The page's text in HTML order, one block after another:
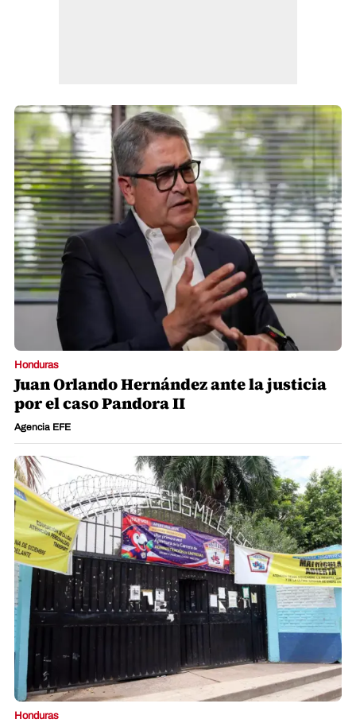
Honduras
Juan Orlando Hernández ante la justicia
por el caso Pandora II
Agencia EFE
Honduras